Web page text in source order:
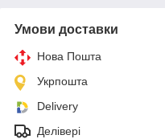
Умови доставки
Нова Пошта
Укрпошта
Delivery
Делівері